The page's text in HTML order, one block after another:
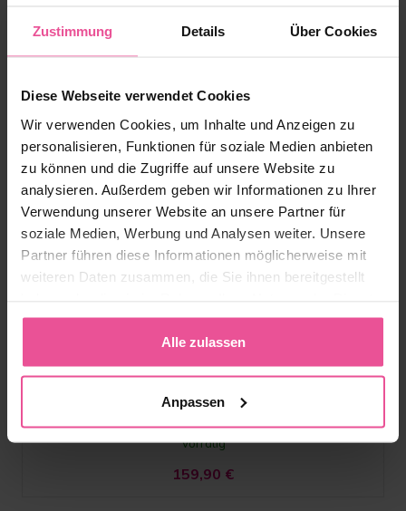
Zustimmung Details Über Cookies
Diese Webseite verwendet Cookies
Wir verwenden Cookies, um Inhalte und Anzeigen zu
personalisieren, Funktionen für soziale Medien anbieten
zu können und die Zugriffe auf unsere Website zu
analysieren. Außerdem geben wir Informationen zu Ihrer
Verwendung unserer Website an unsere Partner für
soziale Medien, Werbung und Analysen weiter. Unsere
Partner führen diese Informationen möglicherweise mit
weiteren Daten zusammen, die Sie ihnen bereitgestellt
gesammelt haben.
Alle zulassen
Anpassen
Beige Schwarz
Haken- und Ösenverschluss an den Schultern, Hygienische
Vorrätig
159,90 €